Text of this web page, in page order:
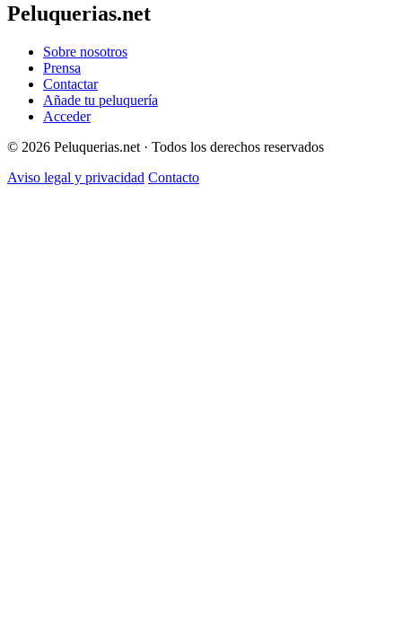
Peluquerias.net
Sobre nosotros
Prensa
Contactar
Añade tu peluquería
Acceder
© 2026 Peluquerias.net · Todos los derechos reservados
Aviso legal y privacidad Contacto